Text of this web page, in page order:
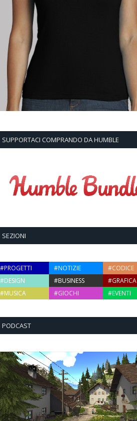
SUPPORTACI COMPRANDO DA HUMBLE
SEZIONI
#PROGETTI #NOTIZIE
#CODICE
#DESIGN
#BUSINESS
#GRAFICA
#MUSICA
#GIOCHI #EVENTI
PODCAST